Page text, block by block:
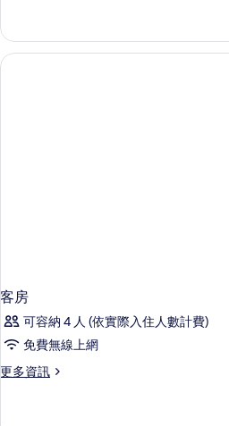
的
詳
情
客房
可容納 4 人 (依實際入住人數計費)
免費無線上網
更多資訊
更